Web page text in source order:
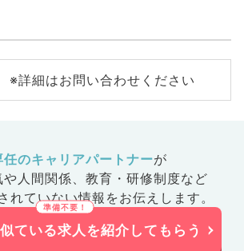
※詳細はお問い合わせください
任のキャリアパートナーが
人間関係、 教育・研修制度など
れていない情報をお伝えします。
ている求人を紹介してもらう